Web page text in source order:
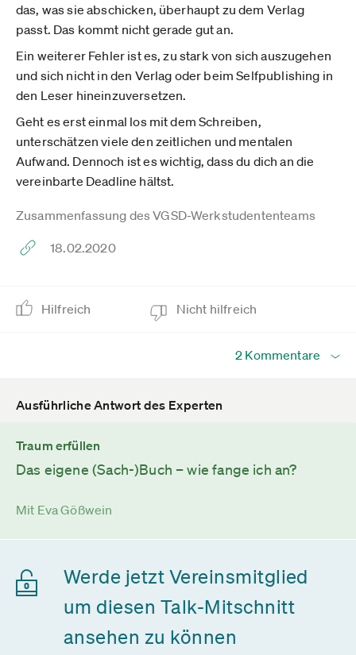
das, was sie abschicken, überhaupt zu dem Verlag
passt. Das kommt nicht gerade gut an.
Ein weiterer Fehler ist es, zu stark von sich auszugehen
und sich nicht in den Verlag oder beim Selfpublishing in
den Leser hineinzuversetzen.
Geht es erst einmal los mit dem Schreiben,
unterschätzen viele den zeitlichen und mentalen
Aufwand. Dennoch ist es wichtig, dass du dich an die
vereinbarte Deadline hältst.
Zusammenfassung des VGSD-Werkstudententeams
18.02.2020
Hilfreich Nicht hilfreich
2 Kommentare
Ausführliche Antwort des Experten
Traum erfüllen
Das eigene (Sach-)Buch – wie fange ich an?
Mit Eva Gößwein
Werde jetzt Vereinsmitglied
um diesen Talk-Mitschnitt
ansehen zu können